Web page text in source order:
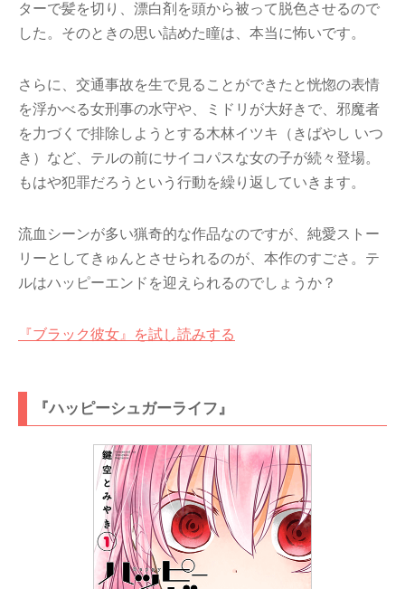
ターで髪を切り、漂白剤を頭から被って脱色させるので
した。そのときの思い詰めた瞳は、本当に怖いです。
さらに、交通事故を生で見ることができたと恍惚の表情
を浮かべる女刑事の水守や、ミドリが大好きで、邪魔者
を力づくで排除しようとする木林イツキ（きばやし いつ
き）など、テルの前にサイコパスな女の子が続々登場。
もはや犯罪だろうという行動を繰り返していきます。
流血シーンが多い猟奇的な作品なのですが、純愛ストー
リーとしてきゅんとさせられるのが、本作のすごさ。テ
ルはハッピーエンドを迎えられるのでしょうか？
『ブラック彼女』を試し読みする
『ハッピーシュガーライフ』